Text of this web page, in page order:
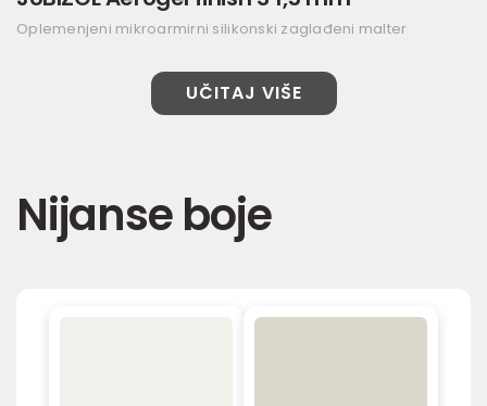
Oplemenjeni mikroarmirni silikonski zaglađeni malter
UČITAJ VIŠE
Nijanse boje